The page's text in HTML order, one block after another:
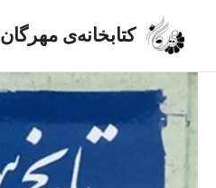
کتابخانه‌ی مهرگان